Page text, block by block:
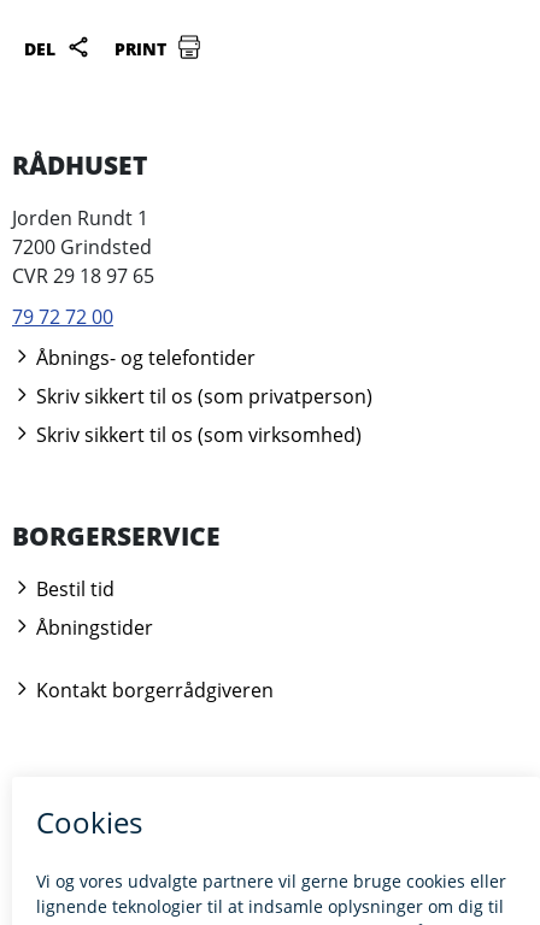
DEL PRINT
RÅDHUSET
Jorden Rundt 1
7200 Grindsted
CVR 29 18 97 65
79 72 72 00
Åbnings- og telefontider
Skriv sikkert til os (som privatperson)
Skriv sikkert til os (som virksomhed)
BORGERSERVICE
Bestil tid
Åbningstider
Kontakt borgerrådgiveren
Giv feedback til hjemmesiden